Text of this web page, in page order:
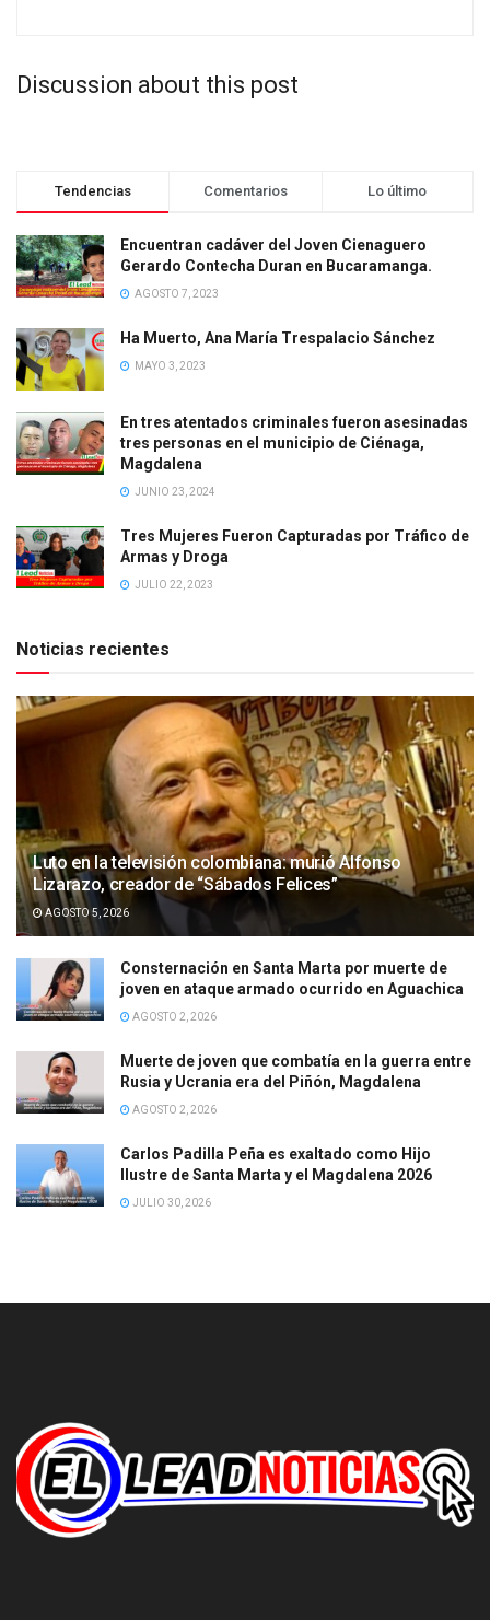
Discussion about this post
Tendencias Comentarios Lo último
Encuentran cadáver del Joven Cienaguero
Gerardo Contecha Duran en Bucaramanga.
AGOSTO 7, 2023
Ha Muerto, Ana María Trespalacio Sánchez
MAYO 3, 2023
En tres atentados criminales fueron asesinadas
tres personas en el municipio de Ciénaga,
Magdalena
JUNIO 23, 2024
Tres Mujeres Fueron Capturadas por Tráfico de
Armas y Droga
JULIO 22, 2023
Noticias recientes
Luto en la televisión colombiana: murió Alfonso
Lizarazo, creador de “Sábados Felices”
AGOSTO 5, 2026
Consternación en Santa Marta por muerte de
joven en ataque armado ocurrido en Aguachica
AGOSTO 2, 2026
Muerte de joven que combatía en la guerra entre
Rusia y Ucrania era del Piñón, Magdalena
AGOSTO 2, 2026
Carlos Padilla Peña es exaltado como Hijo
Ilustre de Santa Marta y el Magdalena 2026
JULIO 30, 2026